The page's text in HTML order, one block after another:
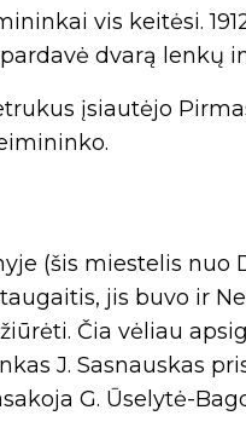
vis keitėsi.
dvarą lenkų
įsiautėjo
(šis miestelis nuo
jis buvo ir
Čia vėliau
J. Sasnauskas
G. Ūselytė-